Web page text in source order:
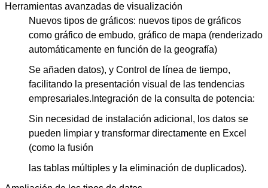
Herramientas avanzadas de visualización
Nuevos tipos de gráficos: nuevos tipos de gráficos
como gráfico de embudo, gráfico de mapa (renderizado
automáticamente en función de la geografía)
Se añaden datos), y Control de línea de tiempo,
facilitando la presentación visual de las tendencias
empresariales. Integración de la consulta de potencia:
Sin necesidad de instalación adicional, los datos se
pueden limpiar y transformar directamente en Excel
(como la fusión
las tablas múltiples y la eliminación de duplicados).